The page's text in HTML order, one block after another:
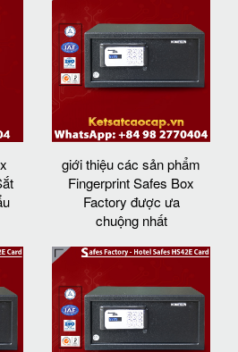
giới thiệu các sản phẩm
Fingerprint Safes Box
Factory được ưa
chuộng nhất